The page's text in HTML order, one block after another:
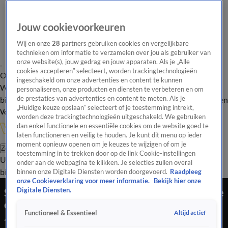
Overzicht Onze programma's Uitzendingen Onze gezichten
In de
WandelgangenInterviewsUitzending
bijwonenPodcastShopVeelgestelde vragenKijkersvraag insturen
Volg Vandaag Inside
Zoeken
UitzendingenVandaag InsideDe OranjezomerShopUitzending
bijwonen
Sander de Kramer heeft nieuwtje over nationale
elftal Kaapverdië: 'Leuk toch?'
4 juli 2026, 19:08
Jouw cookievoorkeuren
Wij en onze28 partners gebruiken cookies en vergelijkbare
technieken om informatie te verzamelen over jou als gebruiker van
onze website(s), jouw gedrag en jouw apparaten. Als je „Alle
cookies accepteren” selecteert, worden trackingtechnologieën
ingeschakeld om onze advertenties en content te kunnen
personaliseren, onze producten en diensten te verbeteren en om
de prestaties van advertenties en content te meten. Als je
„Huidige keuze opslaan” selecteert of je toestemming intrekt,
worden deze trackingtechnologieën uitgeschakeld. We gebruiken
dan enkel functionele en essentiële cookies om de website goed te
laten functioneren en veilig te houden. Je kunt dit menu op ieder
moment opnieuw openen om je keuzes te wijzigen of om je
toestemming in te trekken door op de link Cookie-instellingen
onder aan de webpagina te klikken. Je selecties zullen overal
binnen onze Digitale Diensten worden doorgevoerd. Raadpleeg
onze Cookieverklaring voor meer informatie.
Bekijk hier onze
Digitale Diensten.
Functioneel & Essentieel Altijd actief